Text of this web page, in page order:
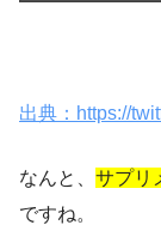
出典：https://
なんと、 サプリ
ですね。